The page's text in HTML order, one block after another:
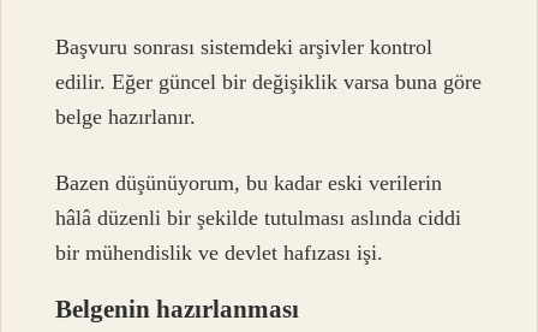
Başvuru sonrası sistemdeki arşivler kontrol
edilir. Eğer güncel bir değişiklik varsa buna göre
belge hazırlanır.
Bazen düşünüyorum, bu kadar eski verilerin
hâlâ düzenli bir şekilde tutulması aslında ciddi
bir mühendislik ve devlet hafızası işi.
Belgenin hazırlanması